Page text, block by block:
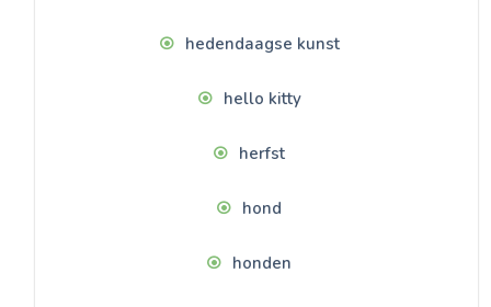
hedendaagse kunst
hello kitty
herfst
hond
honden